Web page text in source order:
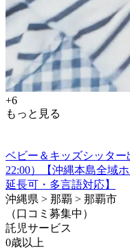
+6
もっと見る
ベビー＆キッズシッター
22:00）【沖縄本島全域
延長可・多言語対応】
沖縄県 > 那覇 > 那覇市
（口コミ募集中）
託児サービス
0歳以上